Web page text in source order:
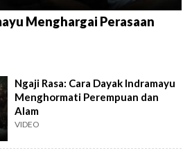
Menghargai Perasaan
Ngaji Rasa: Cara Dayak Indramayu
Menghormati Perempuan dan
Alam
VIDEO